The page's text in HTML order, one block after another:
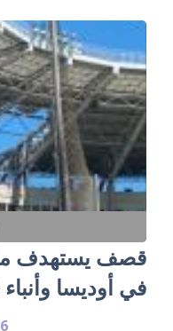
قصف يستهدف
في أوديسا